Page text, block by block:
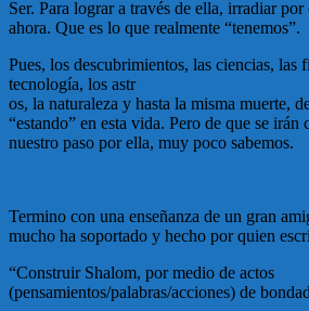
Ser. Para lograr a través de ella, irradiar
ahora. Que es lo que realmente “tenemos”.
Pues, los descubrimientos, las ciencias, las
tecnología, los astr
os, la naturaleza y hasta la misma muerte,
“estando” en esta vida. Pero de que se irán
nuestro paso por ella, muy poco sabemos.
Termino con una enseñanza de un gran
mucho ha soportado y hecho por quien
“Construir Shalom, por medio de actos
(pensamientos/palabras/acciones) de